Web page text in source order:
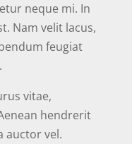
neque mi. In
Nam velit lacus,
feugiat
vitae,
hendrerit
auctor vel.